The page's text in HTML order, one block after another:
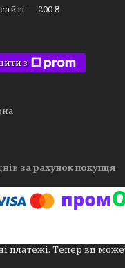
— 200 ₴
з
за рахунок покупця
платежі. Тепер ви